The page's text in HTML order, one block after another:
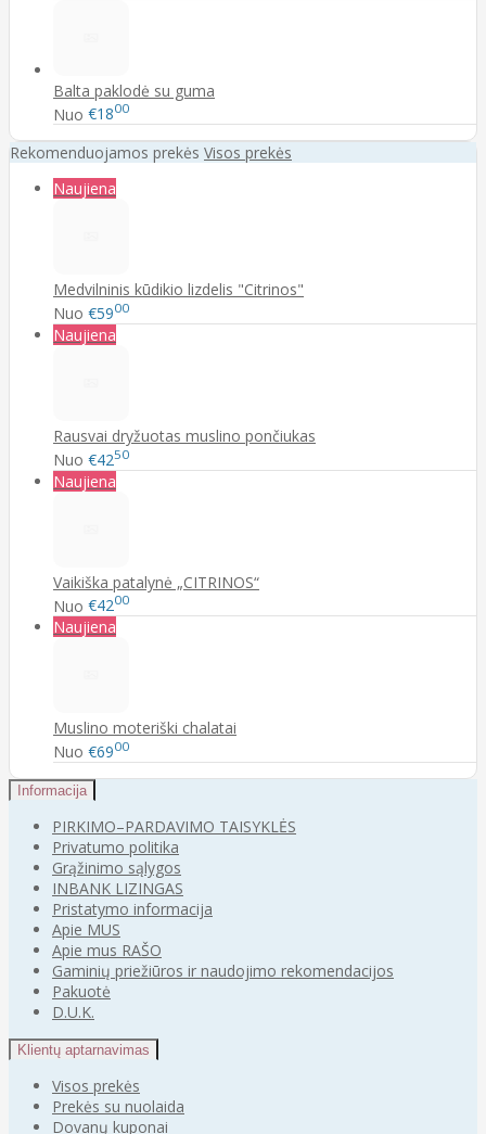
Balta paklodė su guma
Nuo €1800
Rekomenduojamos prekės Visos prekės
Naujiena
Medvilninis kūdikio lizdelis "Citrinos"
Nuo €5900
Naujiena
Rausvai dryžuotas muslino pončiukas
Nuo €4250
Naujiena
Vaikiška patalynė „CITRINOS“
Nuo €4200
Naujiena
Muslino moteriški chalatai
Nuo €6900
Informacija
PIRKIMO–PARDAVIMO TAISYKLĖS
Privatumo politika
Grąžinimo sąlygos
INBANK LIZINGAS
Pristatymo informacija
Apie MUS
Apie mus RAŠO
Gaminių priežiūros ir naudojimo rekomendacijos
Pakuotė
D.U.K.
Klientų aptarnavimas
Visos prekės
Prekės su nuolaida
Dovanų kuponai